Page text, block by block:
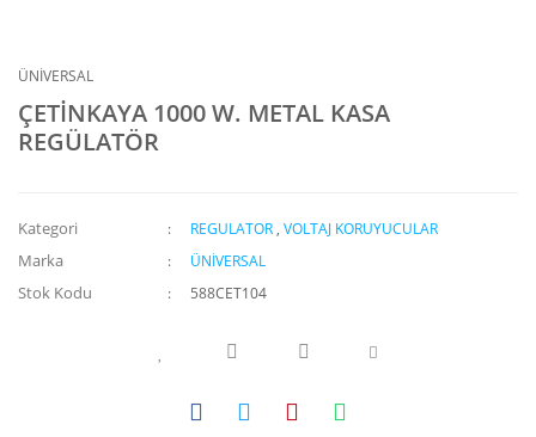
ÜNİVERSAL
ÇETİNKAYA 1000 W. METAL KASA
REGÜLATÖR
Kategori REGULATOR ,VOLTAJ KORUYUCULAR
Marka ÜNİVERSAL
Stok Kodu 588CET104